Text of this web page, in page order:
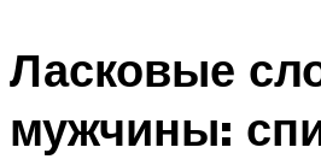
Ласковые
мужчины: